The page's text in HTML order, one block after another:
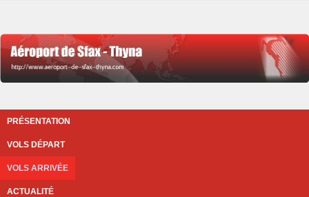
PRÉSENTATION
VOLS DÉPART
VOLS ARRIVÉE
ACTUALITÉ